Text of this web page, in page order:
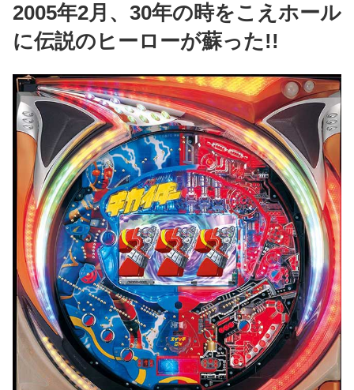
2005年2月、30年の時をこえホール
に伝説のヒーローが蘇った!!